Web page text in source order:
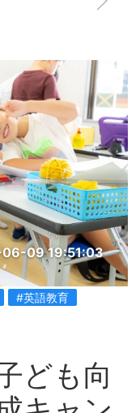
09 19:51:03
#英語教育
ども向